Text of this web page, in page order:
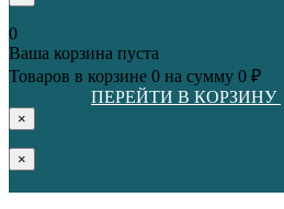
0
Ваша корзина пуста
Товаров в корзине 0 на сумму 0 ₽
ПЕРЕЙТИ В КОРЗИНУ
×
×